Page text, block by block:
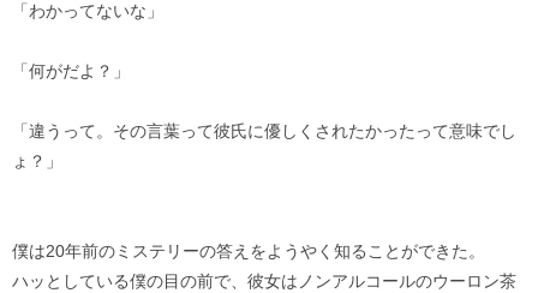
「わかってないな」
「何がだよ？」
「違うって。その言葉って彼氏に優しくされたかったって意味でし
ょ？」
僕は20年前のミステリーの答えをようやく知ることができた。
ハッとしている僕の目の前で、彼女はノンアルコールのウーロン茶